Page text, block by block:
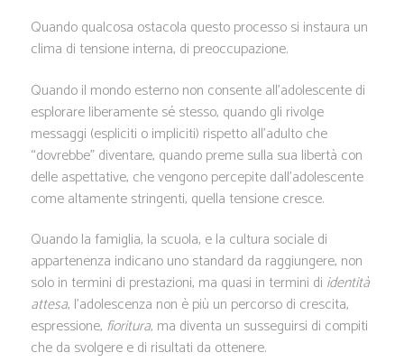
Quando qualcosa ostacola questo processo si instaura un
clima di tensione interna, di preoccupazione.
Quando il mondo esterno non consente all’adolescente di
esplorare liberamente sé stesso, quando gli rivolge
messaggi (espliciti o impliciti) rispetto all’adulto che
“dovrebbe” diventare, quando preme sulla sua libertà con
delle aspettative, che vengono percepite dall’adolescente
come altamente stringenti, quella tensione cresce.
Quando la famiglia, la scuola, e la cultura sociale di
appartenenza indicano uno standard da raggiungere, non
solo in termini di prestazioni, ma quasi in termini di identità
attesa, l’adolescenza non è più un percorso di crescita,
espressione, fioritura, ma diventa un susseguirsi di compiti
che da svolgere e di risultati da ottenere.